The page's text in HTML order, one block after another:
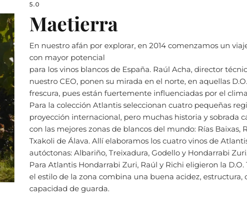
5.0
Maetierra
En nuestro afán por explorar, en 2014 comenzamos un
con mayor potencial
para los vinos blancos de España. Raúl Acha, director
nuestro CEO, ponen su mirada en el norte, en aquellas
frescura, pues están fuertemente influenciadas por el
Para la colección Atlantis seleccionan cuatro pequeñas
proyección internacional, pero muchas historia y sobrada
con las mejores zonas de blancos del mundo: Rías Baixas,
Txakoli de Álava. Allí elaboramos los cuatro vinos de
autóctonas: Albariño, Treixadura, Godello y Hondarrabi
Para Atlantis Hondarrabi Zuri, Raúl y Richi eligieron la
el estilo de la zona combina una buena acidez, estructura,
capacidad de guarda.